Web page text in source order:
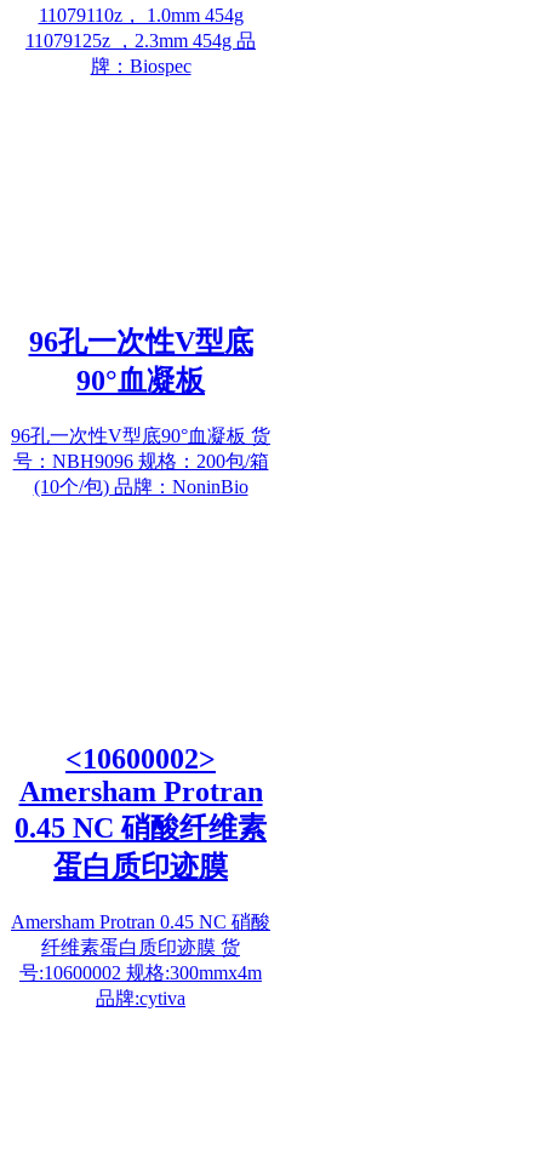
11079110z， 1.0mm 454g
11079125z ，2.3mm 454g 品
牌：Biospec
96孔一次性V型底
90°血凝板
96孔一次性V型底90°血凝板 货
号：NBH9096 规格：200包/箱
(10个/包) 品牌：NoninBio
<10600002>
Amersham Protran
0.45 NC 硝酸纤维素
蛋白质印迹膜
Amersham Protran 0.45 NC 硝酸
纤维素蛋白质印迹膜 货
号:10600002 规格:300mmx4m
品牌:cytiva